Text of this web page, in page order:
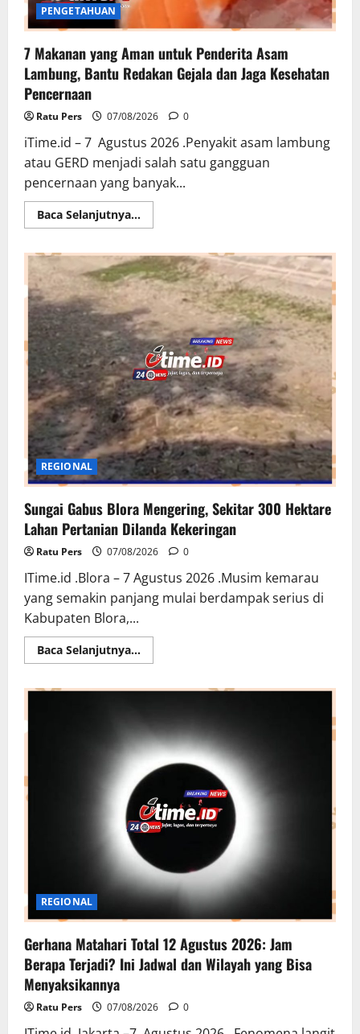
PENGETAHUAN
7 Makanan yang Aman untuk Penderita Asam
Lambung, Bantu Redakan Gejala dan Jaga Kesehatan
Pencernaan
Ratu Pers 07/08/2026 0
iTime.id – 7 Agustus 2026 .Penyakit asam lambung
atau GERD menjadi salah satu gangguan
pencernaan yang banyak...
Baca Selanjutnya...Read
more
Makanan
yang
Aman
untuk
Penderita
Asam
Lambung,
Bantu
Redakan
Gejala
dan
Jaga
Kesehatan
Pencernaan
REGIONAL
Sungai Gabus Blora Mengering, Sekitar 300 Hektare
Lahan Pertanian Dilanda Kekeringan
Ratu Pers 07/08/2026 0
ITime.id .Blora – 7 Agustus 2026 .Musim kemarau
yang semakin panjang mulai berdampak serius di
Kabupaten Blora,...
Baca Selanjutnya...Read
more
Gabus
Sekitar
300
Hektare
Lahan
Pertanian
Dilanda
Kekeringan
REGIONAL
Gerhana Matahari Total 12 Agustus 2026: Jam
Berapa Terjadi? Ini Jadwal dan Wilayah yang Bisa
Menyaksikannya
Ratu Pers 07/08/2026 0